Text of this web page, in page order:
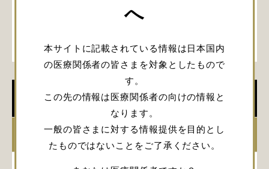
へ
本サイトに記載されている情報は日本国内
の医療関係者の皆さまを対象としたもので
す。
この先の情報は医療関係者の向けの情報と
なります。
一般の皆さまに対する情報提供を目的とし
たものではないことをご了承ください。
学会開催情報